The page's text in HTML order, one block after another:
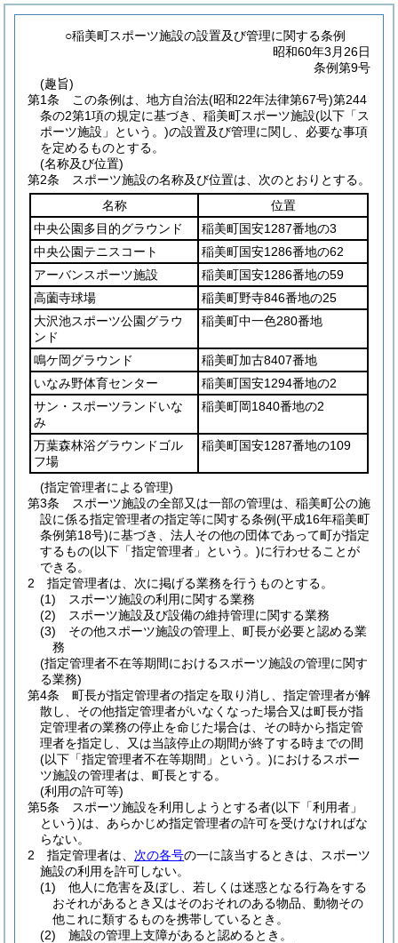
○稲美町スポーツ施設の設置及び管理に関する条例
昭和60年3月26日
条例第9号
(趣旨)
第1条
この条例は、地方自治法(昭和22年法律第67号)第244
条の2第1項の規定に基づき、稲美町スポーツ施設(以下「ス
ポーツ施設」という。)の設置及び管理に関し、必要な事項
を定めるものとする。
(名称及び位置)
第2条
スポーツ施設の名称及び位置は、次のとおりとする。
名称
位置
中央公園多目的グラウンド
稲美町国安1287番地の3
中央公園テニスコート
稲美町国安1286番地の62
アーバンスポーツ施設
稲美町国安1286番地の59
高薗寺球場
稲美町野寺846番地の25
大沢池スポーツ公園グラウ
ンド
稲美町中一色280番地
鳴ケ岡グラウンド
稲美町加古8407番地
いなみ野体育センター
稲美町国安1294番地の2
サン・スポーツランドいな
み
稲美町岡1840番地の2
万葉森林浴グラウンドゴル
フ場
稲美町国安1287番地の109
(指定管理者による管理)
第3条
スポーツ施設の全部又は一部の管理は、稲美町公の施
設に係る指定管理者の指定等に関する条例(平成16年稲美町
条例第18号)に基づき、法人その他の団体であって町が指定
するもの(以下「指定管理者」という。)に行わせることが
できる。
2
指定管理者は、次に掲げる業務を行うものとする。
(1)
スポーツ施設の利用に関する業務
(2)
スポーツ施設及び設備の維持管理に関する業務
(3)
その他スポーツ施設の管理上、町長が必要と認める業
務
(指定管理者不在等期間におけるスポーツ施設の管理に関す
る業務)
第4条
町長が指定管理者の指定を取り消し、指定管理者が解
散し、その他指定管理者がいなくなった場合又は町長が指
定管理者の業務の停止を命じた場合は、その時から指定管
理者を指定し、又は当該停止の期間が終了する時までの間
(以下「指定管理者不在等期間」という。)におけるスポー
ツ施設の管理者は、町長とする。
(利用の許可等)
第5条
スポーツ施設を利用しようとする者(以下「利用者」
という)は、あらかじめ指定管理者の許可を受けなければな
らない。
2
指定管理者は、 次の各号の一に該当するときは、スポーツ
施設の利用を許可しない。
(1)
他人に危害を及ぼし、若しくは迷惑となる行為をする
おそれがあるとき又はそのおそれのある物品、動物その
他これに類するものを携帯しているとき。
(2)
施設の管理上支障があると認めるとき。